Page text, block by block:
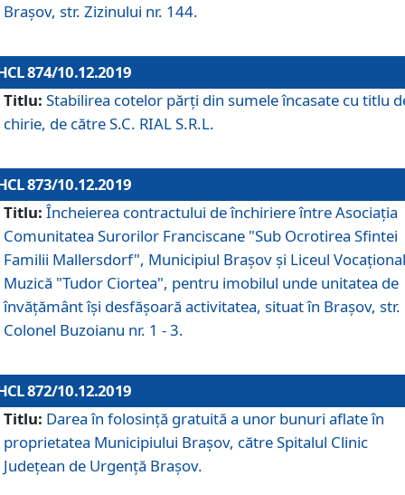
Braşov, str. Zizinului nr. 144.
874/10.12.2019
Titlu: Stabilirea cotelor părți din sumele încasate cu titlu
chirie, de către S.C. RIAL S.R.L.
873/10.12.2019
Titlu: Încheierea contractului de închiriere între Asociația
Comunitatea Surorilor Franciscane "Sub Ocrotirea Sfintei
Familii Mallersdorf", Municipiul Braşov şi Liceul
Muzică "Tudor Ciortea", pentru imobilul unde unitatea de
învățământ îşi desfăşoară activitatea, situat în Braşov, str.
Colonel Buzoianu nr. 1 - 3.
872/10.12.2019
Titlu: Darea în folosinţă gratuită a unor bunuri aflate în
proprietatea Municipiului Braşov, către Spitalul Clinic
Judeţean de Urgenţă Braşov.